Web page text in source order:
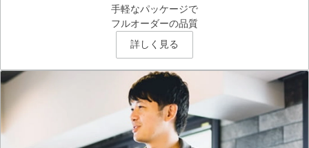
手軽なパッケージで
フルオーダーの品質
詳しく見る